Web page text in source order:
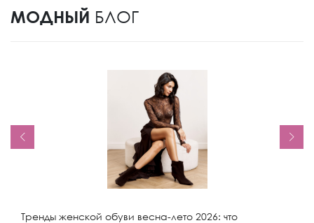
МОДНЫЙ БЛОГ
Тренды женской обуви весна-лето 2026: что